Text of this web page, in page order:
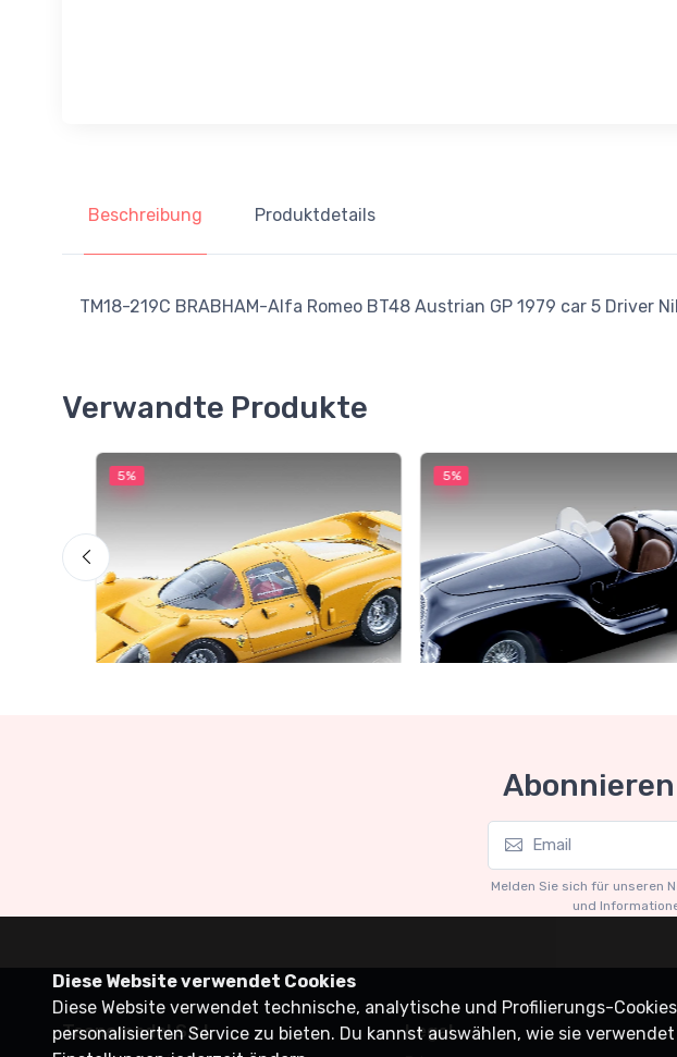
Beschreibung Produktdetails
TM18-219C BRABHAM-Alfa Romeo BT48 Austrian GP 1979 car 5 Driver
Verwandte Produkte
5% 5%
Schnäppchen-Garage
Limited edition 55 pcs scala 1/
€141.55 €149.00
Melden Sie sich für unseren
und
Tecnomodel S.r.l. Legal
Diese Website verwendet Cookies
Diese Website verwendet technische, analytische und Profilierungs-
personalisierten Service zu bieten. Du kannst auswählen, wie sie